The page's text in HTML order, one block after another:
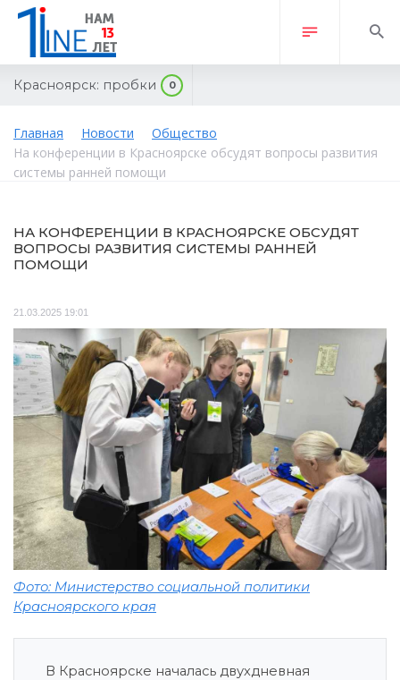
Красноярск: пробки 0
Главная Новости
Общество
На конференции в Красноярске обсудят вопросы развития
системы ранней помощи
НА КОНФЕРЕНЦИИ В КРАСНОЯРСКЕ ОБСУДЯТ
ВОПРОСЫ РАЗВИТИЯ СИСТЕМЫ РАННЕЙ
ПОМОЩИ
21.03.2025 19:01
Фото: Министерство социальной политики
Красноярского края
В Красноярске началась двухдневная